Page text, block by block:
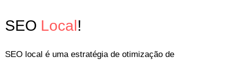
SEO Local!
SEO local é uma estratégia de otimização de